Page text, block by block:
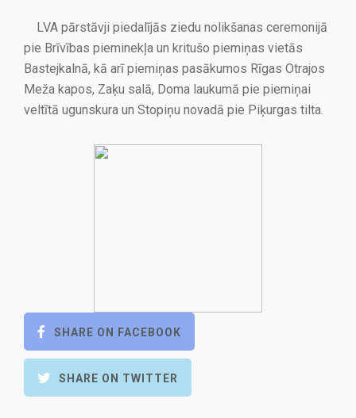
LVA pārstāvji piedalījās ziedu nolikšanas ceremonijā
pie Brīvības pieminekļa un kritušo piemiņas vietās
Bastejkalnā, kā arī piemiņas pasākumos Rīgas Otrajos
Meža kapos, Zaķu salā, Doma laukumā pie piemiņai
veltītā ugunskura un Stopiņu novadā pie Piķurgas tilta.
SHARE ON FACEBOOK
SHARE ON TWITTER